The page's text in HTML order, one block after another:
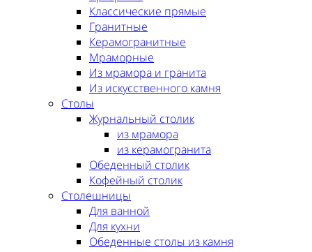
Классические прямые
Гранитные
Керамогранитные
Мраморные
Из мрамора и гранита
Из искусственного камня
Столы
Журнальный столик
из мрамора
из керамогранита
Обеденный столик
Кофейный столик
Столешницы
Для ванной
Для кухни
Обеденные столы из камня